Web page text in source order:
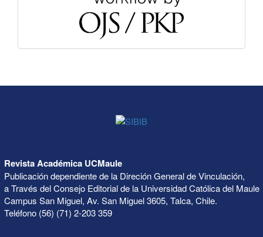
Revista Académica UCMaule
Publicación dependiente de la Direción General de Vinculación,
a Través del Consejo Editorial de la Universidad Católica del Maule
Campus San Miguel, Av. San Miguel 3605, Talca, Chile.
Teléfono (56) (71) 2-203 359